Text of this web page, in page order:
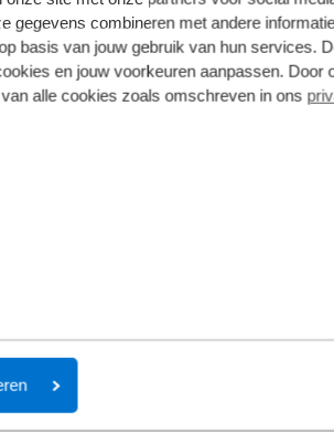
gegevens combineren met andere
basis van jouw gebruik van hun services.
en jouw voorkeuren aanpassen. Door
alle cookies zoals omschreven in ons
er geavanceerde apps die een
kun je gedetailleerde routes
en je kunt routes downloaden
100.000 gratis fietsroutes in
routes langs het water of
betrouwbaarheid en detail. Je
de kortste route. De planner is ook
bieden honderden gratis
en musea.